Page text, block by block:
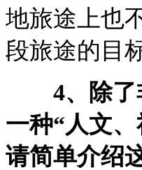
地旅途上也
段旅途的目
4、除了非
一种“人文
请简单介绍